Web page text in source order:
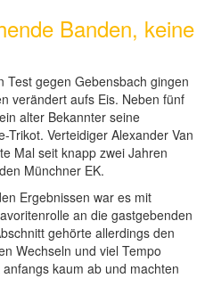
Banden, keine
Test gegen Gebensbach gingen
verändert aufs Eis. Neben fünf
alter Bekannter seine
Trikot. Verteidiger Alexander Van
Mal seit knapp zwei Jahren
Münchner EK.
Ergebnissen war es mit
an die gastgebenden
gehörte allerdings den
Wechseln und viel Tempo
kaum ab und machten